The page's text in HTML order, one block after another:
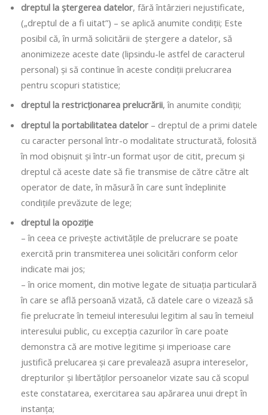
dreptul la ștergerea datelor, fără întârzieri nejustificate,
(„dreptul de a fi uitat”) – se aplică anumite condiții; Este
posibil că, în urmă solicitării de ștergere a datelor, să
anonimizeze aceste date (lipsindu-le astfel de caracterul
personal) și să continue în aceste condiții prelucrarea
pentru scopuri statistice;
dreptul la restricționarea prelucrării, în anumite condiții;
dreptul la portabilitatea datelor – dreptul de a primi datele
cu caracter personal într-o modalitate structurată, folosită
în mod obișnuit și într-un format ușor de citit, precum și
dreptul că aceste date să fie transmise de către către alt
operator de date, în măsură în care sunt îndeplinite
condițiile prevăzute de lege;
dreptul la opoziție
– în ceea ce privește activitățile de prelucrare se poate
exercită prin transmiterea unei solicitări conform celor
indicate mai jos;
– în orice moment, din motive legate de situația particulară
în care se află persoană vizată, că datele care o vizează să
fie prelucrate în temeiul interesului legitim al sau în temeiul
interesului public, cu excepția cazurilor în care poate
demonstra că are motive legitime și imperioase care
justifică prelucarea și care prevalează asupra intereselor,
drepturilor și libertăților persoanelor vizate sau că scopul
este constatarea, exercitarea sau apărarea unui drept în
instanța;